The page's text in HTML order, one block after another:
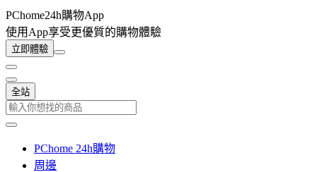
PChome24h購物App
使用App享受更優質的購物體驗
立即體驗
全站
PChome 24h購物
周邊